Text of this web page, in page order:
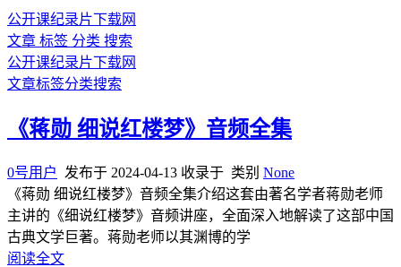
公开课纪录片下载网
文章 标签 分类 搜索
公开课纪录片下载网
文章标签分类搜索
《蒋勋 细说红楼梦》音频全集
0号用户 发布于 2024-04-13 收录于 类别 None
《蒋勋 细说红楼梦》音频全集介绍这套由著名学者蒋勋老师
主讲的《细说红楼梦》音频讲座，全面深入地解读了这部中国
古典文学巨著。蒋勋老师以其渊博的学
阅读全文